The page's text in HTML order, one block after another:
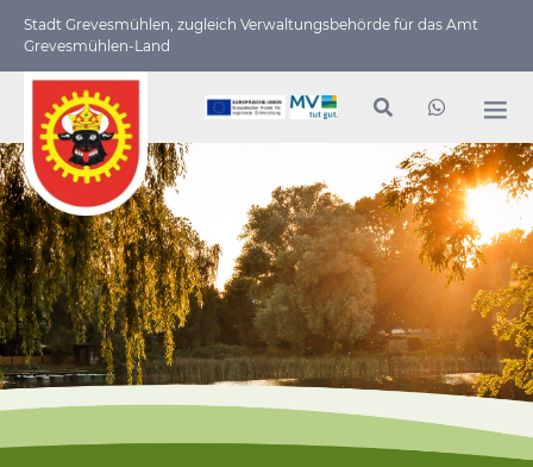
Stadt Grevesmühlen, zugleich Verwaltungs­behörde für das Amt
Grevesmühlen-Land